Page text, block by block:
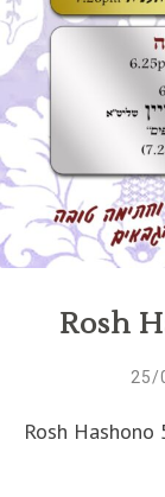
Rosh
Rosh Hashono